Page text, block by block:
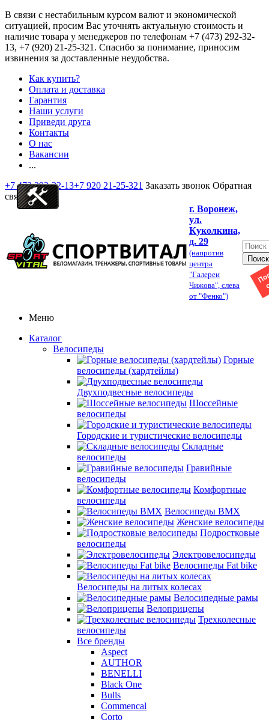
В связи с нестабильным курсом валют и экономической
ситуацией, просим Вас уточнять актуальную стоимость и
наличие товара у менеджеров по телефонам +7 (473) 292-32-
13, +7 (920) 21-25-321 . Спасибо за понимание, приносим
извинения за доставленные неудобства.
Как купить?
Оплата и доставка
Гарантия
Наши услуги
Приведи друга
Контакты
О нас
Вакансии
...
+7 473 292-32-13+7 920 21-25-321 Заказать звонок Обратная
связь
г. Воронеж,
ул.
Куколкина,
д. 29
(напротив
центра
"Галереи
Чижова", слева
от "Фенко")
Меню
Каталог
Велосипеды
Горные
велосипеды (хардтейлы)
Двухподвесные велосипеды
Шоссейные
велосипеды
Городские и туристические велосипеды
Складные
велосипеды
Гравийные
велосипеды
Комфортные
велосипеды
Велосипеды BMX
Женские велосипеды
Подростковые
велосипеды
Электровелосипеды
Велосипеды Fat bike
Велосипеды на литых колесах
Велосипедные рамы
Велоприцепы
Трехколесные
велосипеды
Все бренды
Aspect
AUTHOR
BENELLI
Black One
Bulls
Commencal
Corto